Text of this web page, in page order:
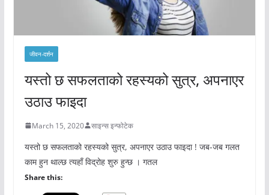
जीवन-दर्शन
यस्तो छ सफलताको रहस्यको सुत्र, अपनाएर
उठाउ फाइदा
March 15, 2020 साइन्स इन्फोटेक
यस्तो छ सफलताको रहस्यको सुत्र, अपनाएर उठाउ फाइदा ! जब-जब गलत
काम हुन थाल्छ त्यहाँ विद्रोह शुरु हुन्छ । गतल
Share this: